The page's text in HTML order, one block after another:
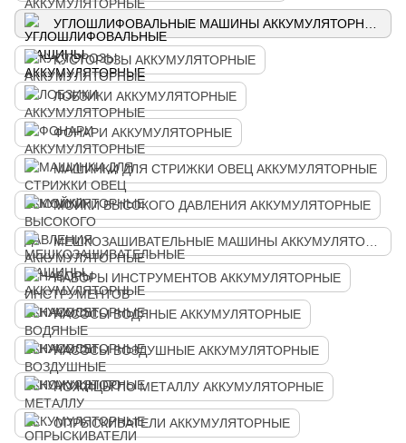
КУСТОРОЗЫ АККУМУЛЯТОРНЫЕ
ЛОБЗИКИ АККУМУЛЯТОРНЫЕ
ФОНАРИ АККУМУЛЯТОРНЫЕ
МАШИНКИ ДЛЯ СТРИЖКИ ОВЕЦ АККУМУЛЯТОРНЫЕ
МОЙКИ ВЫСОКОГО ДАВЛЕНИЯ АККУМУЛЯТОРНЫЕ
НАБОРЫ ИНСТРУМЕНТОВ АККУМУЛЯТОРНЫЕ
НАСОСЫ ВОДЯНЫЕ АККУМУЛЯТОРНЫЕ
НАСОСЫ ВОЗДУШНЫЕ АККУМУЛЯТОРНЫЕ
НОЖИЦЫ ПО МЕТАЛЛУ АККУМУЛЯТОРНЫЕ
ОПРЫСКИВАТЕЛИ АККУМУЛЯТОРНЫЕ